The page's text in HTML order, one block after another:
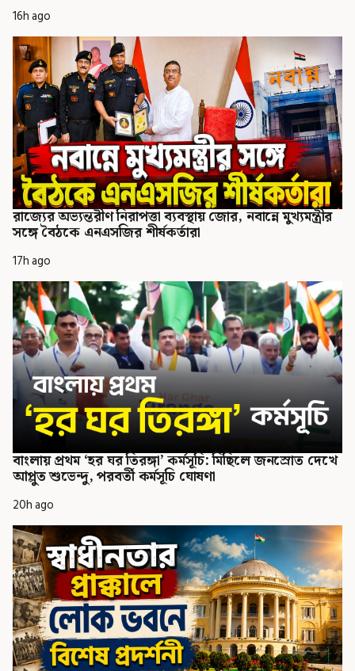
16h ago
রাজ্যের অভ্যন্তরীণ নিরাপত্তা ব্যবস্থায় জোর, নবান্নে মুখ্যমন্ত্রীর
সঙ্গে বৈঠকে এনএসজির শীর্ষকর্তারা
17h ago
বাংলায় প্রথম ‘হর ঘর তিরঙ্গা’ কর্মসূচি: মিছিলে জনস্রোত দেখে
আপ্লুত শুভেন্দু, পরবর্তী কর্মসূচি ঘোষণা
20h ago